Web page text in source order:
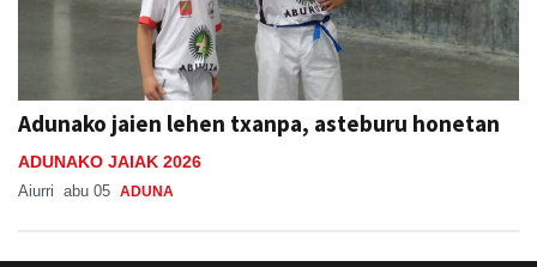
Adunako jaien lehen txanpa, asteburu honetan
ADUNAKO JAIAK 2026
Aiurri abu 05 ADUNA